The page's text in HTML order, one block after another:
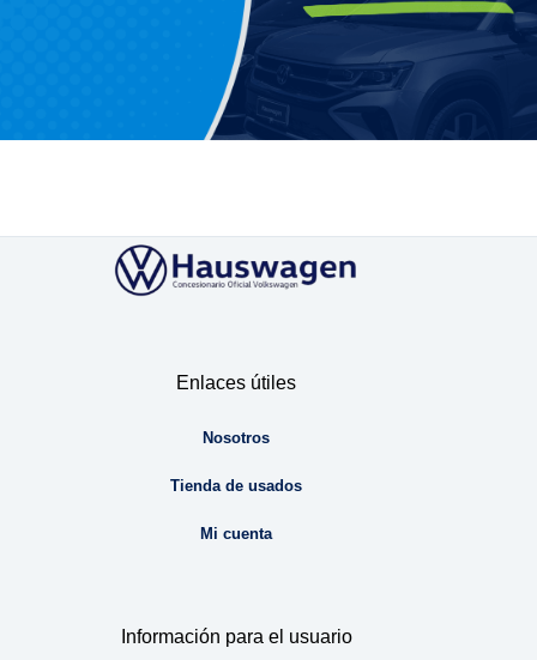
Enlaces útiles
Nosotros
Tienda de usados
Mi cuenta
Información para el usuario